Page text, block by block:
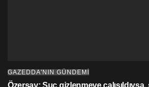
GAZEDDA'NIN GÜNDEMİ
Özersay: Suç gizlenmeye